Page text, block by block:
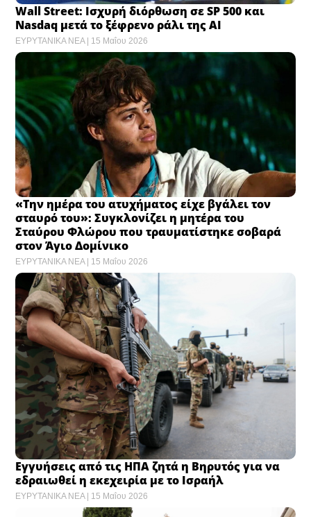
Wall Street: Ισχυρή διόρθωση σε SP 500 και
Nasdaq μετά το ξέφρενο ράλι της AI
ΕΥΡΥΤΑΝΙΚΑ ΝΕΑ 15 Μαΐου 2026
«Tην ημέρα του ατυχήματος είχε βγάλει τον
σταυρό του»: Συγκλονίζει η μητέρα του
Σταύρου Φλώρου που τραυματίστηκε σοβαρά
στον Άγιο Δομίνικο
ΕΥΡΥΤΑΝΙΚΑ ΝΕΑ 15 Μαΐου 2026
Εγγυήσεις από τις ΗΠΑ ζητά η Βηρυτός για να
εδραιωθεί η εκεχειρία με το Ισραήλ
ΕΥΡΥΤΑΝΙΚΑ ΝΕΑ 15 Μαΐου 2026